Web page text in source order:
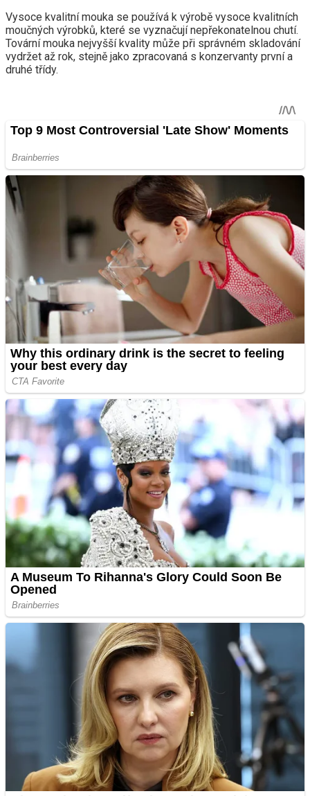
Vysoce kvalitní mouka se používá k výrobě vysoce kvalitních
moučných výrobků, které se vyznačují nepřekonatelnou chutí.
Tovární mouka nejvyšší kvality může při správném skladování
vydržet až rok, stejně jako zpracovaná s konzervanty první a
druhé třídy.